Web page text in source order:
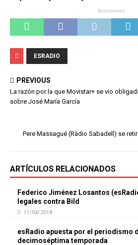
ESRADIO
PREVIOUS
La razón por la que Movistar+ se vio
sobre José María García
Pere Massagué (Ràdio Sabadell) se
ARTÍCULOS RELACIONADOS
Federico Jiménez Losantos
legales contra Bild
11/04/2018
esRadio apuesta por el periodismo
decimoséptima temporada